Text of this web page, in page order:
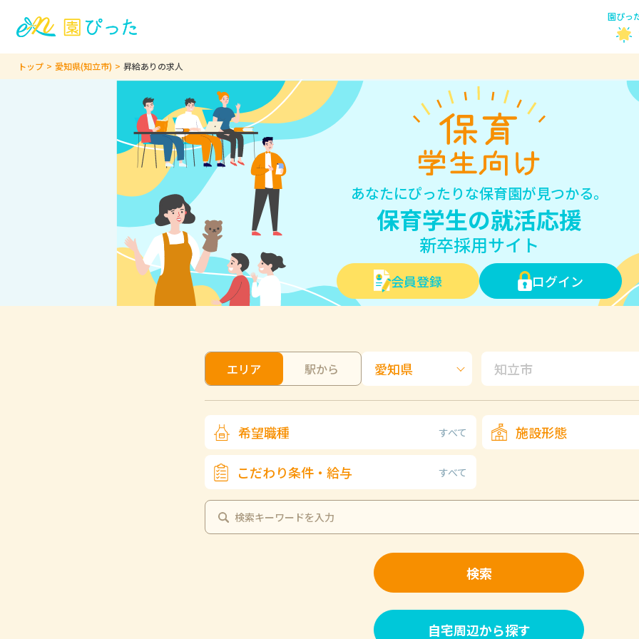
園ぴっ
トップ 愛知県(知立市) 昇給ありの求人
あなたにぴったりな保育園が見つかる。
保育学生の就活応援
新卒採用サイト
会員登録 ログイン
エリア 駅から
希望職種 すべて 施設形態
こだわり条件・給与 すべて
検索
自宅周辺から探す